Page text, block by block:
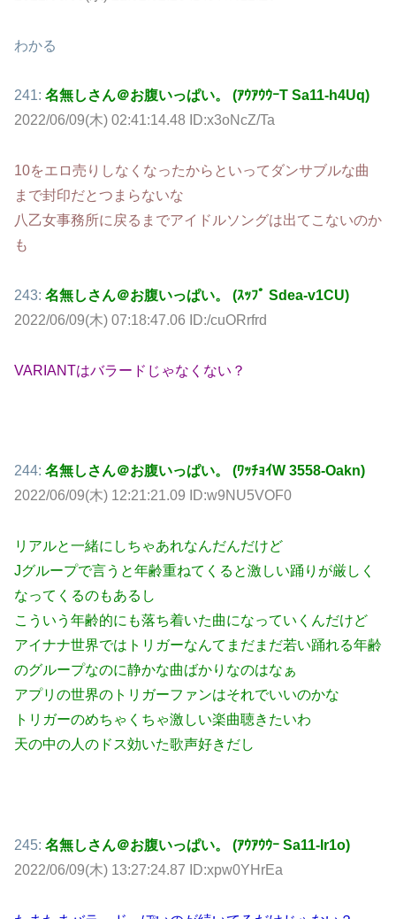
わかる
241: 名無しさん＠お腹いっぱい。 (ｱｳｱｳｳｰT Sa11-h4Uq)
2022/06/09(木) 02:41:14.48 ID:x3oNcZ/Ta
10をエロ売りしなくなったからといってダンサブルな曲
まで封印だとつまらないな
八乙女事務所に戻るまでアイドルソングは出てこないのか
も
243: 名無しさん＠お腹いっぱい。 (ｽｯﾌﾟ Sdea-v1CU)
2022/06/09(木) 07:18:47.06 ID:/cuORrfrd
VARIANTはバラードじゃなくない？
244: 名無しさん＠お腹いっぱい。 (ﾜｯﾁｮｲW 3558-Oakn)
2022/06/09(木) 12:21:21.09 ID:w9NU5VOF0
リアルと一緒にしちゃあれなんだんだけど
Jグループで言うと年齢重ねてくると激しい踊りが厳しく
なってくるのもあるし
こういう年齢的にも落ち着いた曲になっていくんだけど
アイナナ世界ではトリガーなんてまだまだ若い踊れる年齢
のグループなのに静かな曲ばかりなのはなぁ
アプリの世界のトリガーファンはそれでいいのかな
トリガーのめちゃくちゃ激しい楽曲聴きたいわ
天の中の人のドス効いた歌声好きだし
245: 名無しさん＠お腹いっぱい。 (ｱｳｱｳｳｰ Sa11-Ir1o)
2022/06/09(木) 13:27:24.87 ID:xpw0YHrEa